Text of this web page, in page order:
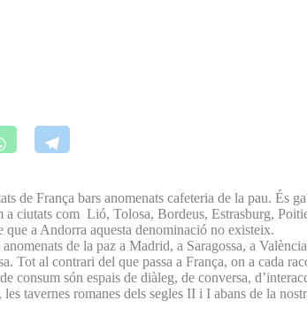
de França bars anomenats cafeteria de la pau. És
a ciutats com Lió, Tolosa, Bordeus, Estrasburg,
a Andorra aquesta denominació no existeix.
de la paz a Madrid, a Saragossa, a
Tot al contrari del que passa a França, on a cada
consum són espais de diàleg, de conversa,
tavernes romanes dels segles II i I abans de la